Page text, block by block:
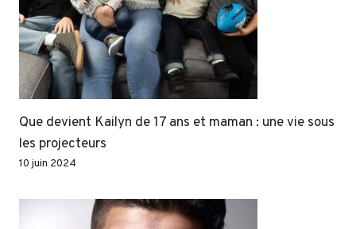
Que devient Kailyn de 17 ans et maman : une vie sous
les projecteurs
10 juin 2024